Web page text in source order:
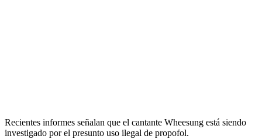
Recientes informes señalan que el cantante Wheesung está siendo
investigado por el presunto uso ilegal de propofol.